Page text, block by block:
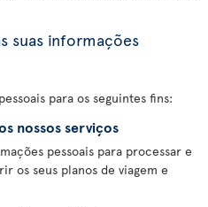
suas informações
para os seguintes fins:
nossos serviços
pessoais para processar e
os seus planos de viagem e